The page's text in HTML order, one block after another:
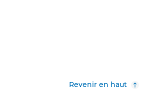
Revenir en haut